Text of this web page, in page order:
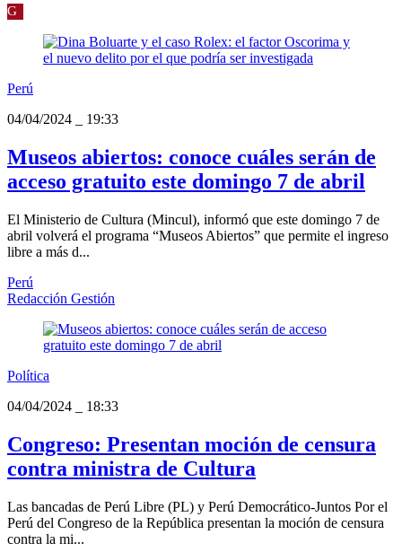
G
Perú
04/04/2024
19:33
Museos abiertos: conoce cuáles serán de
acceso gratuito este domingo 7 de abril
El Ministerio de Cultura (Mincul), informó que este domingo 7 de
abril volverá el programa “Museos Abiertos” que permite el ingreso
libre a más d...
Perú
Redacción Gestión
Política
04/04/2024
18:33
Congreso: Presentan moción de censura
contra ministra de Cultura
Las bancadas de Perú Libre (PL) y Perú Democrático-Juntos Por el
Perú del Congreso de la República presentan la moción de censura
contra la mi...